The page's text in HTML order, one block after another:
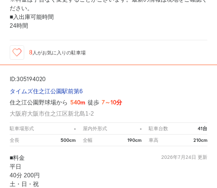
ださい。
■入出庫可能時間
24時間
8 人がお気に入りの駐車場
ID:305194020
タイムズ住之江公園駅前第6
住之江公園野球場から 540m 徒歩 7～10分
大阪府大阪市住之江区新北島1-2
駐車場形式 - 屋内外形式 - 駐車台数 41台
全長 500cm 全幅 190cm 車高 210cm
2026年7月24日 更新
■料金
平日
40分 200円
土・日・祝